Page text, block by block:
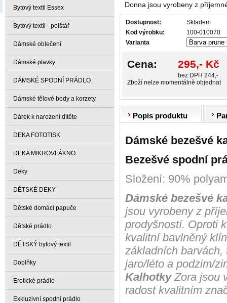
Bytový textil Essex
Bytový textil - polštář
Dámské oblečení
Dámské plavky
DÁMSKÉ SPODNÍ PRÁDLO
Dámské tělové body a korzety
Dárek k narození dítěte
DEKA FOTOTISK
DEKA MIKROVLÁKNO
Deky
DĚTSKÉ DEKY
Dětské domácí papuče
Dětské prádlo
DĚTSKÝ bytový textil
Doplňky
Erotické prádlo
Exkluzivní spodní prádlo
Donna jsou vyrobeny z
Dostupnost:
Skladem
Kod výrobku:
100-010070
Varianta
Cena: 295,- Kč
bez DPH 244,-
Zboží nelze momentálně objednat
Popis produktu
Dámské bezešvé
Bezešvé spodní
Složení: 90%
Dámské bezešvé
jsou vyrobeny z
prodyšností. Oproti
kvalitní bavlněný
základních
jaro/léto a podzim/
KalhotkyZora jsou
radost kvalitním